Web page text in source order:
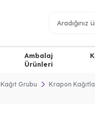
Ambalaj
Ürünleri
Kağıt Grubu Krapon